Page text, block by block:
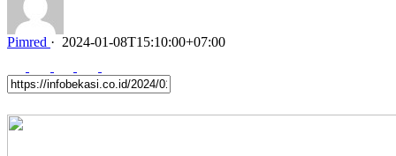
Pimred · 2024-01-08T15:10:00+07:00